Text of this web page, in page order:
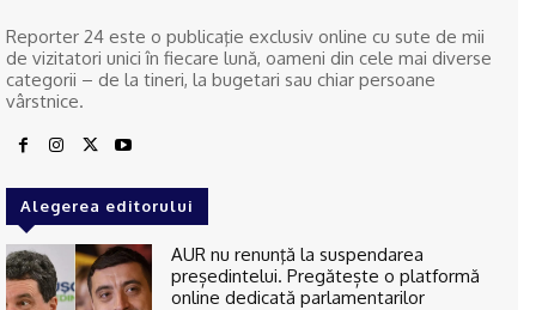
Reporter 24 este o publicaţie exclusiv online cu sute de mii
de vizitatori unici în fiecare lună, oameni din cele mai diverse
categorii – de la tineri, la bugetari sau chiar persoane
vârstnice.
Alegerea editorului
AUR nu renunţă la suspendarea
președintelui. Pregătește o platformă
online dedicată parlamentarilor